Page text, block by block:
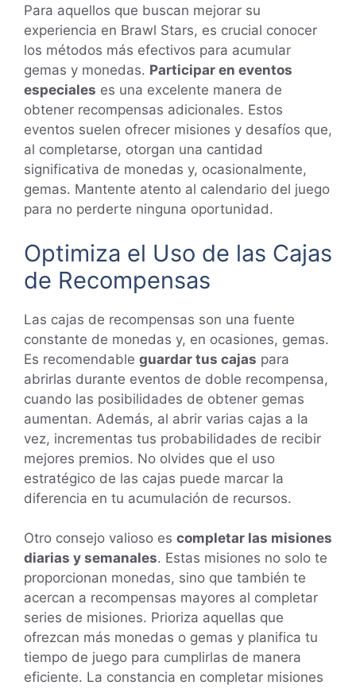
Para aquellos que buscan mejorar su
experiencia en Brawl Stars, es crucial conocer
los métodos más efectivos para acumular
gemas y monedas. Participar en eventos
especiales es una excelente manera de
obtener recompensas adicionales. Estos
eventos suelen ofrecer misiones y desafíos que,
al completarse, otorgan una cantidad
significativa de monedas y, ocasionalmente,
gemas. Mantente atento al calendario del juego
para no perderte ninguna oportunidad.
Optimiza el Uso de las Cajas
de Recompensas
Las cajas de recompensas son una fuente
constante de monedas y, en ocasiones, gemas.
Es recomendable guardar tus cajas para
abrirlas durante eventos de doble recompensa,
cuando las posibilidades de obtener gemas
aumentan. Además, al abrir varias cajas a la
vez, incrementas tus probabilidades de recibir
mejores premios. No olvides que el uso
estratégico de las cajas puede marcar la
diferencia en tu acumulación de recursos.
Otro consejo valioso es completar las misiones
diarias y semanales. Estas misiones no solo te
proporcionan monedas, sino que también te
acercan a recompensas mayores al completar
series de misiones. Prioriza aquellas que
ofrezcan más monedas o gemas y planifica tu
tiempo de juego para cumplirlas de manera
eficiente. La constancia en completar misiones